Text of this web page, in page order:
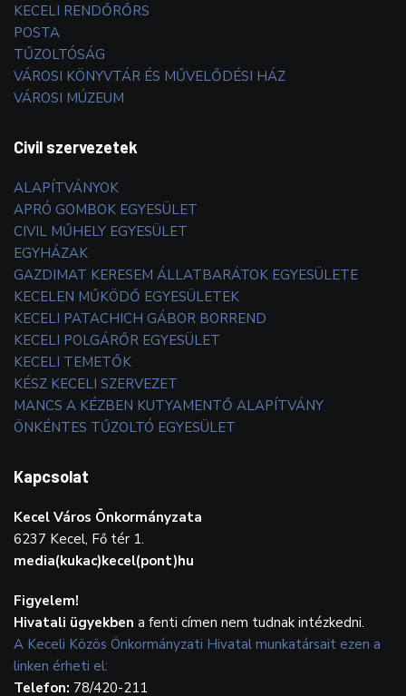
KECELI RENDŐRŐRS
POSTA
TŰZOLTÓSÁG
VÁROSI KÖNYVTÁR ÉS MŰVELŐDÉSI HÁZ
VÁROSI MÚZEUM
Civil szervezetek
ALAPÍTVÁNYOK
APRÓ GOMBOK EGYESÜLET
CIVIL MŰHELY EGYESÜLET
EGYHÁZAK
GAZDIMAT KERESEM ÁLLATBARÁTOK EGYESÜLETE
KECELEN MŰKÖDŐ EGYESÜLETEK
KECELI PATACHICH GÁBOR BORREND
KECELI POLGÁRŐR EGYESÜLET
KECELI TEMETŐK
KÉSZ KECELI SZERVEZET
MANCS A KÉZBEN KUTYAMENTŐ ALAPÍTVÁNY
ÖNKÉNTES TŰZOLTÓ EGYESÜLET
Kapcsolat
Kecel Város Önkormányzata
6237 Kecel, Fő tér 1.
media(kukac)kecel(pont)hu
Figyelem!
Hivatali ügyekben a fenti címen nem tudnak intézkedni.
A Keceli Közös Önkormányzati Hivatal munkatársait ezen a
linken érheti el:
Telefon: 78/420-211